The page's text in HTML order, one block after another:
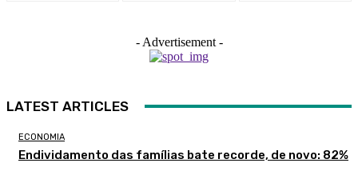
- Advertisement -
LATEST ARTICLES
ECONOMIA
Endividamento das famílias bate recorde, de novo: 82%